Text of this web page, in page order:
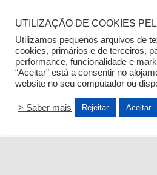
UTILIZAÇÃO DE COOKIES
Utilizamos pequenos arquivos de
cookies, primários e de terceiros,
performance, funcionalidade e
“Aceitar” está a consentir no
website no seu computador ou
> Saber mais Rejeitar Aceitar